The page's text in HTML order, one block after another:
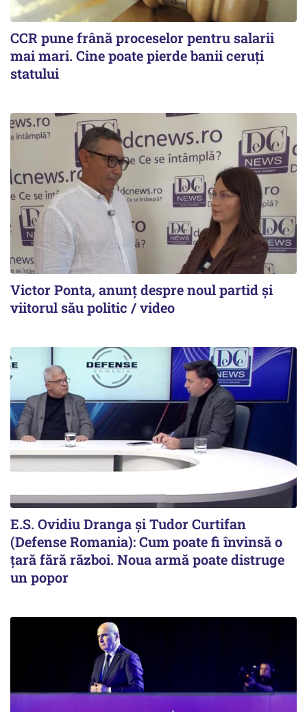
CCR pune frână proceselor pentru salarii
mai mari. Cine poate pierde banii ceruți
statului
Victor Ponta, anunț despre noul partid și
viitorul său politic / video
E.S. Ovidiu Dranga și Tudor Curtifan
(Defense Romania): Cum poate fi învinsă o
țară fără război. Noua armă poate distruge
un popor